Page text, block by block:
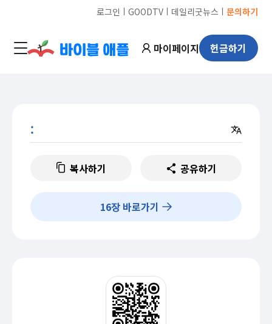
로그인 ㅣ GOODTVㅣ 데일리굿뉴스 ㅣ 문의하기
마이페이지 헌금하기
:
복사하기 공유하기
16장 바로가기